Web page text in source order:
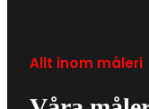
Allt inom måleri